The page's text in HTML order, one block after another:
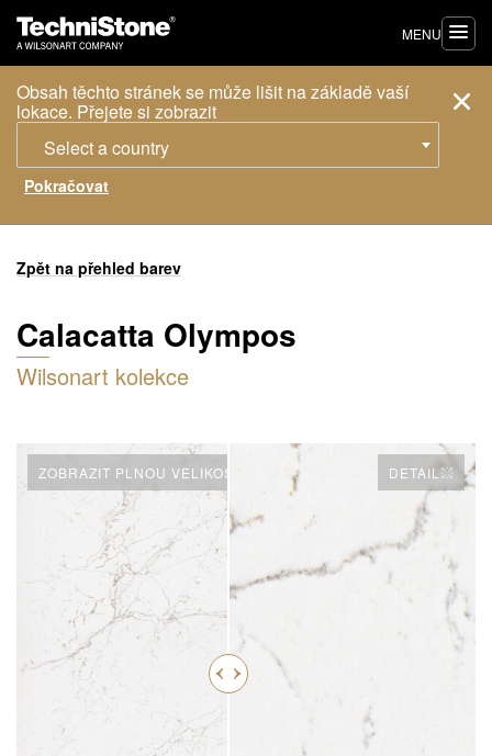
Obsah těchto stránek se může lišit na základě vaší
lokace. Přejete si zobrazit
Select a country
MENU
Zpět na přehled barev
Calacatta Olympos
Wilsonart kolekce
ZOBRAZIT PLNOU VELIKOST DETAIL